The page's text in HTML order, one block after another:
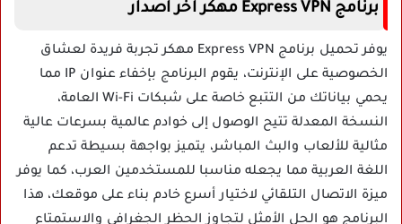
برنامج Express VPN مهكر اخر اصدار
يوفرتحميل برنامج Express VPN مهكر
تجربة فريدة لعشاق
الخصوصية على الإنترنت، يقوم البرنامج بإخفاء عنوان IP مما
يحمي بياناتك من التتبع خاصة على شبكات Wi-Fi العامة،
النسخة المعدلة تتيح الوصول إلى خوادم عالمية بسرعات عالية
مثالية للألعاب والبث المباشر، يتميز بواجهة بسيطة تدعم
اللغة العربية مما يجعله مناسبا للمستخدمين العرب، كما يوفر
ميزة الاتصال التلقائي لاختيار أسرع خادم بناء على موقعك، هذا
البرنامج هو الحل الأمثل لتجاوز الحظر الجغرافي والاستمتاع